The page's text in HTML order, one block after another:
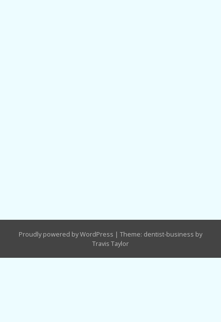
Proudly powered by WordPress | Theme: dentist-business by
Travis Taylor